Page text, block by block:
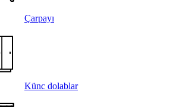
Çarpayı
Künc dolablar